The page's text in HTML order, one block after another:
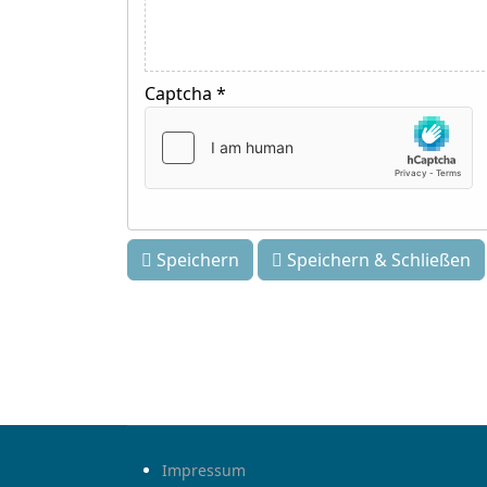
Captcha *
Speichern Speichern & Schließen
Impressum